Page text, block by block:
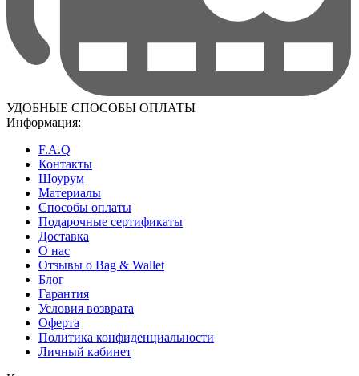
УДОБНЫЕ СПОСОБЫ ОПЛАТЫ
Информация:
F.A.Q
Контакты
Шоурум
Материалы
Способы оплаты
Подарочные сертификаты
Доставка
О нас
Отзывы о Bag & Wallet
Блог
Гарантия
Условия возврата
Оферта
Политика конфиденциальности
Личный кабинет